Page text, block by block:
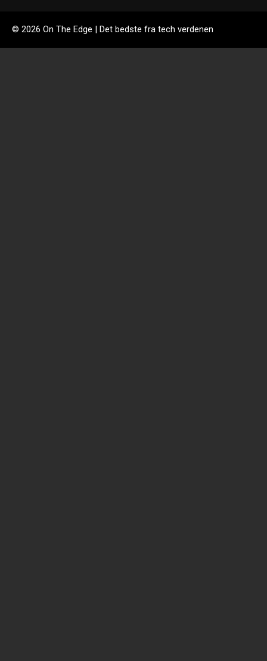
© 2026 On The Edge | Det bedste fra tech verdenen